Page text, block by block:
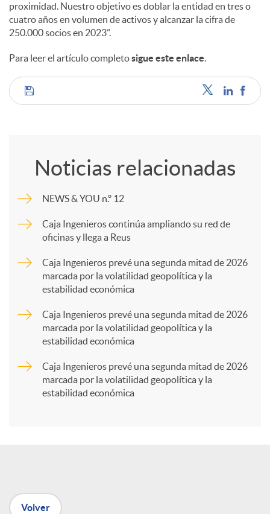
s
proximidad. Nuestro objetivo es doblar la entidad en tres o
cuatro años en volumen de activos y alcanzar la cifra de
250.000 socios en 2023”.
Para leer el artículo completosigue este enlace.
C
m
p
a
n
Noticias relacionadas
NEWS & YOU n.º 12
Caja Ingenieros continúa ampliando su red de
oficinas y llega a Reus
Caja Ingenieros prevé una segunda mitad de 2026
marcada por la volatilidad geopolítica y la
estabilidad económica
Caja Ingenieros prevé una segunda mitad de 2026
marcada por la volatilidad geopolítica y la
estabilidad económica
Caja Ingenieros prevé una segunda mitad de 2026
marcada por la volatilidad geopolítica y la
estabilidad económica
Volver